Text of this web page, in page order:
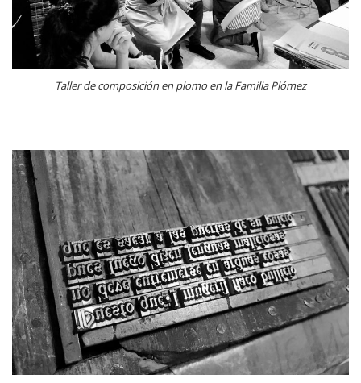
Taller de composición en plomo en la Familia Plómez